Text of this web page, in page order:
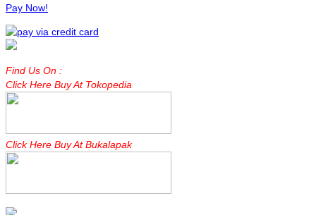
Pay Now!
Find Us On :
Click Here Buy At Tokopedia
Click Here Buy At Bukalapak